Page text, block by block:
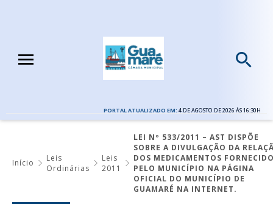
PORTAL ATUALIZADO EM: 4 DE AGOSTO DE 2026 ÀS 16:30H
Início
Leis
Ordinárias
Leis
2011
LEI Nº 533/2011 – AST DISPÕE
SOBRE A DIVULGAÇÃO DA
DOS MEDICAMENTOS
PELO MUNICÍPIO NA PÁGINA
OFICIAL DO MUNICÍPIO DE
GUAMARÉ NA INTERNET.